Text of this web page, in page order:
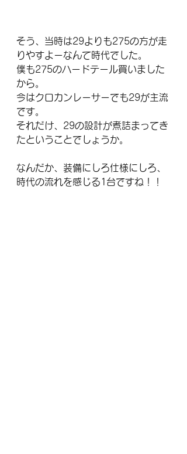
そう、当時は29よりも275の方が走
りやすよーなんて時代でした。
僕も275のハードテール買いました
から。
今はクロカンレーサーでも29が主流
です。
それだけ、29の設計が煮詰まってき
たということでしょうか。
なんだか、装備にしろ仕様にしろ、
時代の流れを感じる1台ですね！！